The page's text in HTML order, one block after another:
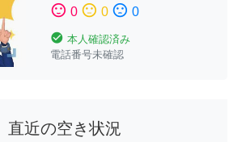
sentiment_satisfied 0 sentiment_neutral 0 sentiment_dissatisfied 0
check_circle 本人確認済み
電話番号未確認
直近の空き状況